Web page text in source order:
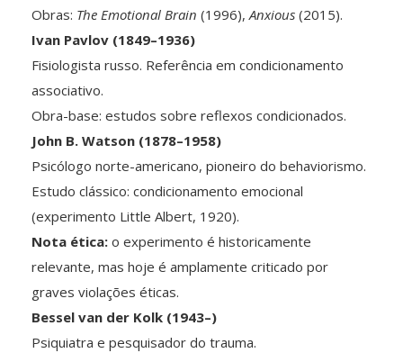
Obras: The Emotional Brain (1996),Anxious (2015).
Ivan Pavlov (1849–1936)
Fisiologista russo. Referência em condicionamento
associativo.
Obra-base: estudos sobre reflexos condicionados.
John B. Watson (1878–1958)
Psicólogo norte-americano, pioneiro do behaviorismo.
Estudo clássico: condicionamento emocional
(experimento Little Albert, 1920).
Nota ética: o experimento é historicamente
relevante, mas hoje é amplamente criticado por
graves violações éticas.
Bessel van der Kolk (1943–)
Psiquiatra e pesquisador do trauma.